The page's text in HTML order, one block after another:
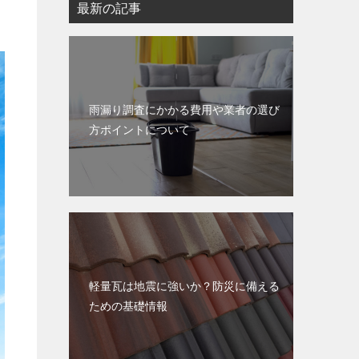
最新の記事
雨漏り調査にかかる費用や業者の選び
方ポイントについて
軽量瓦は地震に強いか？防災に備える
ための基礎情報